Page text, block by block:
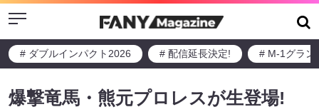
Menu
# ダブルインパクト2026 # 配信延長決定! # M-1グラン
爆撃竜馬・熊元プロレスが生登場!